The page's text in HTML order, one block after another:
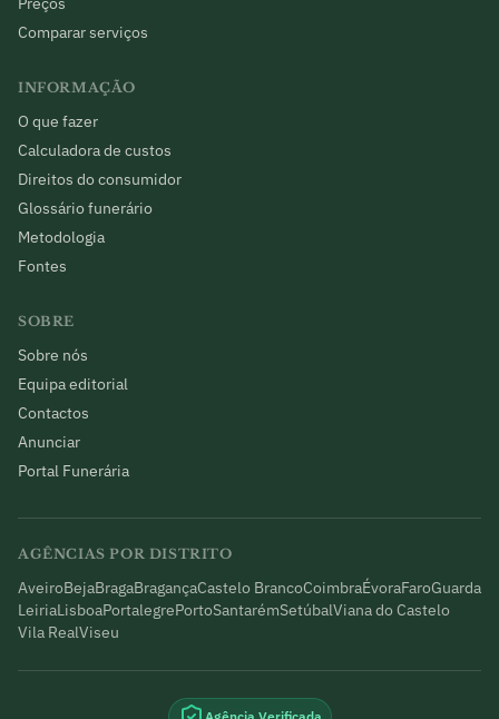
Comparar serviços
INFORMAÇÃO
O que fazer
Calculadora de custos
Direitos do consumidor
Glossário funerário
Metodologia
Fontes
SOBRE
Sobre nós
Equipa editorial
Contactos
Anunciar
Portal Funerária
AGÊNCIAS POR DISTRITO
AveiroBejaBragaBragançaCastelo BrancoCoimbraÉvoraFaroGuarda
LeiriaLisboaPortalegrePortoSantarémSetúbalViana do Castelo
Vila RealViseu